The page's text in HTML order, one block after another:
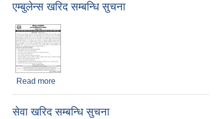
एम्बुलेन्स खरिद सम्बन्धि सुचना
Read more
सेवा खरिद सम्बन्धि सुचना